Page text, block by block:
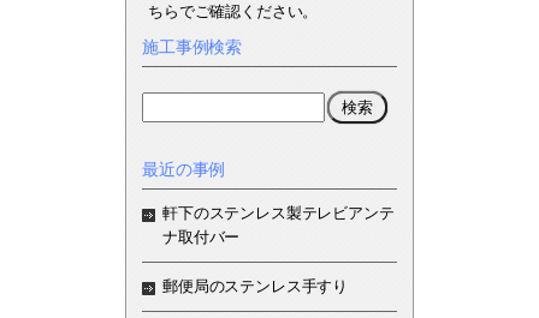
ちらでご確認ください。
施工事例検索
最近の事例
軒下のステンレス製テレビアンテ
ナ取付バー
郵便局のステンレス手すり